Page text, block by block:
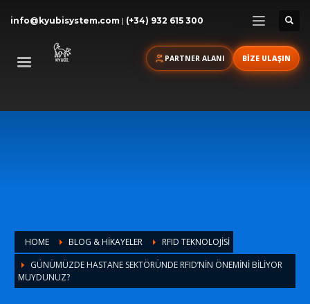
info@kyubisystem.com | (+34) 932 615 300
PARTNER ALANI BİZE ULAŞIN
HOME BLOG & HİKAYELER
RFID TEKNOLOJISI
GÜNÜMÜZDE HASTANE SEKTÖRÜNDE RFID’NIN ÖNEMINI BILIYOR
MUYDUNUZ?